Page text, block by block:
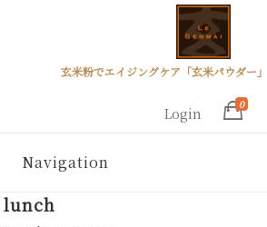
玄米粉でエイジングケア「玄米パウダー
Login
0
Navigation
lunch